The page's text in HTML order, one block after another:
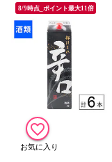
8/9時点_ポイント最大11倍